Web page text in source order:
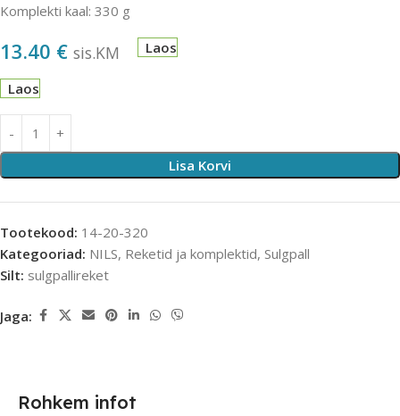
Komplekti kaal: 330 g
13.40 € sis.KM Laos
Laos
Lisa Korvi
Tootekood: 14-20-320
Kategooriad: NILS, Reketid ja komplektid, Sulgpall
Silt: sulgpallireket
Jaga:
Rohkem infot